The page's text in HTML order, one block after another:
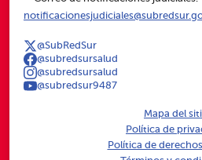
@SubRedSur
@subredsursalud
@subredsursalud
@subredsur9487
Mapa del
Política de
Política de